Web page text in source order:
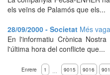
els veïns de Palamós que els...
28/09/2000 - Societat Més vaga
En l'informatiu Crònica
l'última hora del conflicte que...
Enrere 1 … 9015 9016